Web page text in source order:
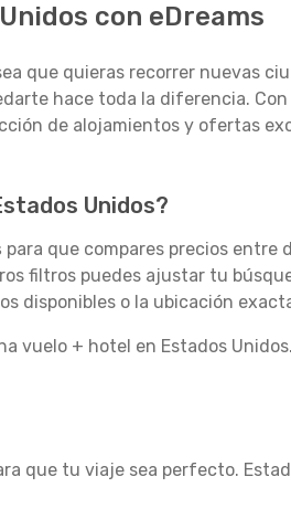
con eDreams
que quieras recorrer nuevas
hace toda la diferencia. Con
de alojamientos y ofertas
Unidos?
para que compares precios
filtros puedes ajustar tu
disponibles o la ubicación
vuelo + hotel en Estados
que tu viaje sea perfecto.